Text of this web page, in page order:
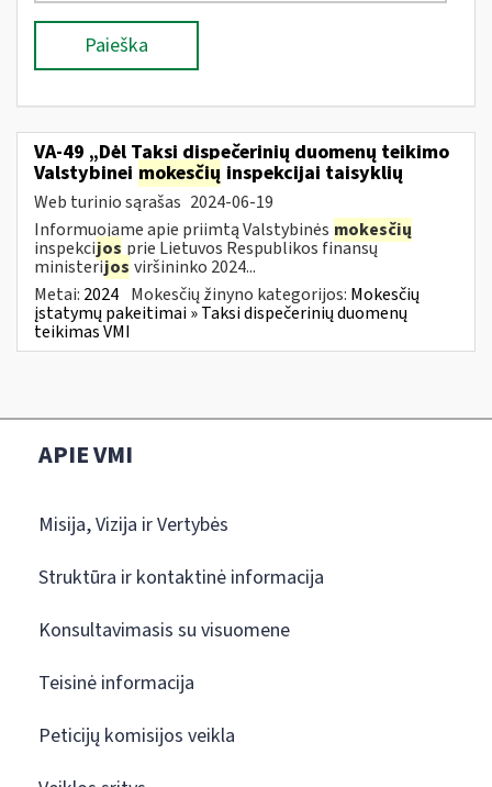
Paieška
VA-49 „Dėl Taksi dispečerinių duomenų teikimo
Valstybinei mokesčių inspekcijai taisyklių
Web turinio sąrašas 2024-06-19
Informuojame apie priimtą Valstybinės mokesčių
inspekcijos prie Lietuvos Respublikos finansų
ministerijos viršininko 2024...
Metai: 2024 Mokesčių žinyno kategorijos: Mokesčių
įstatymų pakeitimai » Taksi dispečerinių duomenų
teikimas VMI
APIE VMI
Misija, Vizija ir Vertybės
Struktūra ir kontaktinė informacija
Konsultavimasis su visuomene
Teisinė informacija
Peticijų komisijos veikla